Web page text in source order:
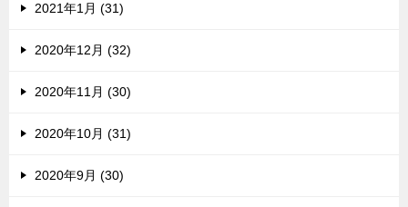
2021年1月 (31)
2020年12月 (32)
2020年11月 (30)
2020年10月 (31)
2020年9月 (30)